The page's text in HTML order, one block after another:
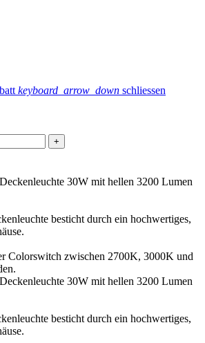
keyboard_arrow_down schliessen
+
30W mit hellen 3200 Lumen
besticht durch ein hochwertiges,
Colorswitch zwischen 2700K, 3000K und
30W mit hellen 3200 Lumen
besticht durch ein hochwertiges,